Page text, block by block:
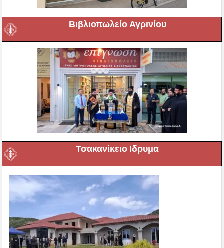
Βιβλιοπωλείο Αγρινίου
Τσακανίκειο Ιδρυμα